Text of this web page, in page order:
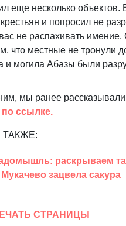
еще несколько
и попросил не
не распахивать
что местные не тронули
и могила Абазы были
мы ранее
по ссылке.
ТАКЖЕ:
раскрываем
Мукачево зацвела сакура
СТРАНИЦЫ